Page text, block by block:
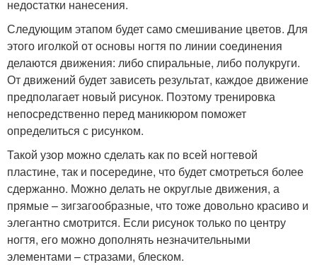
недостатки нанесения.
Следующим этапом будет само смешивание цветов. Для
этого иголкой от основы ногтя по линии соединения
делаются движения: либо спиральные, либо полукруги.
От движений будет зависеть результат, каждое движение
предполагает новый рисунок. Поэтому тренировка
непосредственно перед маникюром поможет
определиться с рисунком.
Такой узор можно сделать как по всей ногтевой
пластине, так и посередине, что будет смотреться более
сдержанно. Можно делать не округлые движения, а
прямые – зигзагообразные, что тоже довольно красиво и
элегантно смотрится. Если рисунок только по центру
ногтя, его можно дополнять незначительными
элементами – стразами, блеском.